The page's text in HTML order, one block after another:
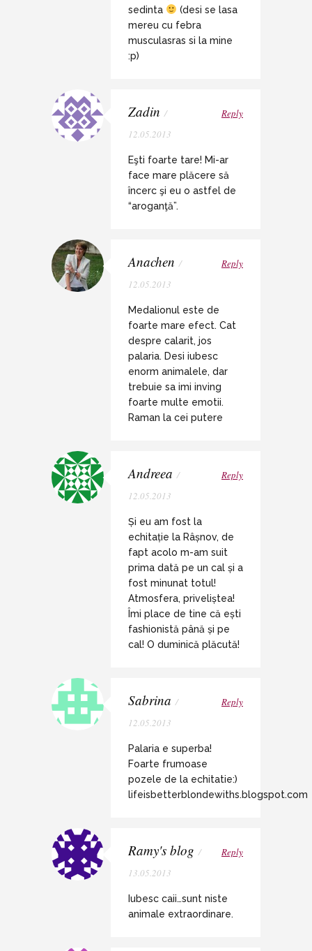
sedinta
(desi se lasa
mereu cu febra
musculasras si la mine
:p)
Zadin /
12.05.2013
Reply
Eşti foarte tare! Mi-ar
face mare plăcere să
încerc şi eu o astfel de
“aroganţă”.
Anachen /
12.05.2013
Reply
Medalionul este de
foarte mare efect. Cat
despre calarit, jos
palaria. Desi iubesc
enorm animalele, dar
trebuie sa imi inving
foarte multe emotii.
Raman la cei putere
Andreea /
12.05.2013
Reply
Și eu am fost la
echitație la Râșnov, de
fapt acolo m-am suit
prima dată pe un cal și a
fost minunat totul!
Atmosfera, priveliștea!
Îmi place de tine că ești
fashionistă până și pe
cal! O duminică plăcută!
Sabrina /
12.05.2013
Reply
Palaria e superba!
Foarte frumoase
pozele de la echitatie:)
lifeisbetterblondewiths.blogspot.com
Ramy's blog /
13.05.2013
Reply
Iubesc caii…sunt niste
animale extraordinare.